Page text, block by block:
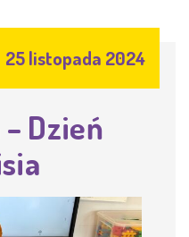
25 listopada 2024
Dzień